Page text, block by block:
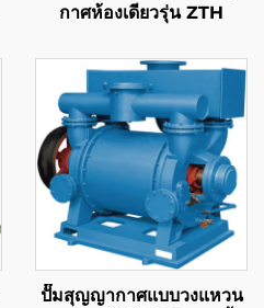
กาศห้องเดียวรุ่น ZTH
ปั๊มสุญญากาศแบบวงแหวน